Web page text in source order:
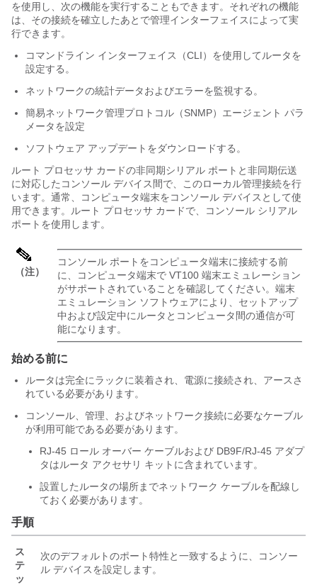
を使用し、次の機能を実行することもできます。それぞれの機能
は、その接続を確立したあとで管理インターフェイスによって実
行できます。
コマンドライン インターフェイス（CLI）を使用してルータを
設定する。
ネットワークの統計データおよびエラーを監視する。
簡易ネットワーク管理プロトコル（SNMP）エージェント パラ
メータを設定
ソフトウェア アップデートをダウンロードする。
ルート プロセッサ カードの非同期シリアル ポートと非同期伝送
に対応したコンソール デバイス間で、このローカル管理接続を行
います。通常、コンピュータ端末をコンソール デバイスとして使
用できます。ルート プロセッサ カードで、コンソール シリアル
ポートを使用します。
（注）
コンソール ポートをコンピュータ端末に接続する前
に、コンピュータ端末で VT100 端末エミュレーション
がサポートされていることを確認してください。端末
エミュレーション ソフトウェアにより、セットアップ
中および設定中にルータとコンピュータ間の通信が可
能になります。
始める前に
ルータは完全にラックに装着され、電源に接続され、アースさ
れている必要があります。
コンソール、管理、およびネットワーク接続に必要なケーブル
が利用可能である必要があります。
RJ-45 ロール オーバー ケーブルおよび DB9F/RJ-45 アダプ
タはルータ アクセサリ キットに含まれています。
設置したルータの場所までネットワーク ケーブルを配線し
ておく必要があります。
手順
ス
テ
ッ
次のデフォルトのポート特性と一致するように、コンソー
ル デバイスを設定します。